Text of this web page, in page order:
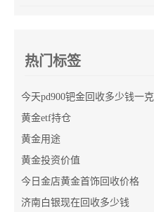
热门标签
今天pd900钯金回收多少钱一克
黄金etf持仓
黄金用途
黄金投资价值
今日金店黄金首饰回收价格
济南白银现在回收多少钱